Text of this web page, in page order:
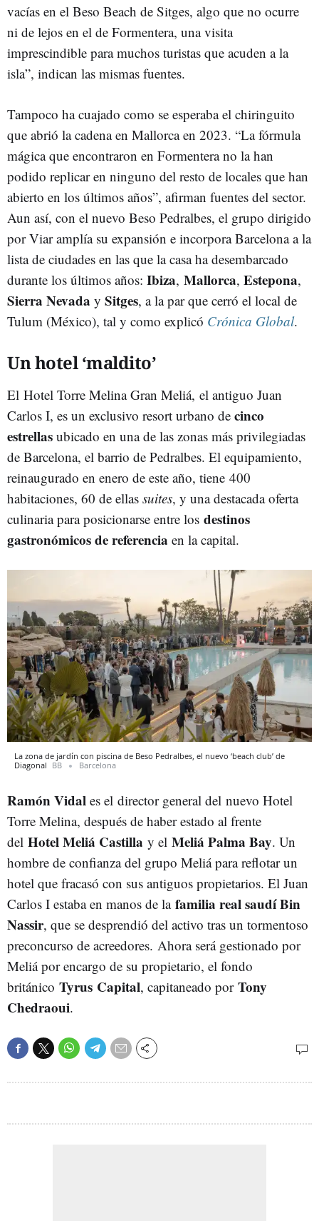
vacías en el Beso Beach de Sitges, algo que no ocurre
ni de lejos en el de Formentera, una visita
imprescindible para muchos turistas que acuden a la
isla”, indican las mismas fuentes.
Tampoco ha cuajado como se esperaba el chiringuito
que abrió la cadena en Mallorca en 2023. “La fórmula
mágica que encontraron en Formentera no la han
podido replicar en ninguno del resto de locales que han
abierto en los últimos años”, afirman fuentes del sector.
Aun así, con el nuevo Beso Pedralbes, el grupo dirigido
por Viar amplía su expansión e incorpora Barcelona a la
lista de ciudades en las que la casa ha desembarcado
durante los últimos años: Ibiza, Mallorca, Estepona,
Sierra Nevada y Sitges, a la par que cerró el local de
Tulum (México), tal y como explicó Crónica Global.
Un hotel ‘maldito’
El Hotel Torre Melina Gran Meliá, el antiguo Juan
Carlos I, es un exclusivo resort urbano de cinco
estrellas ubicado en una de las zonas más privilegiadas
de Barcelona, el barrio de Pedralbes. El equipamiento,
reinaugurado en enero de este año, tiene 400
habitaciones, 60 de ellas suites, y una destacada oferta
culinaria para posicionarse entre los destinos
gastronómicos de referencia en la capital.
La zona de jardín con piscina de Beso Pedralbes, el nuevo ‘beach club’ de
Diagonal BB Barcelona
Ramón Vidal es el director general del nuevo Hotel
Torre Melina, después de haber estado al frente
del Hotel Meliá Castilla y el Meliá Palma Bay. Un
hombre de confianza del grupo Meliá para reflotar un
hotel que fracasó con sus antiguos propietarios. El Juan
Carlos I estaba en manos de la familia real saudí Bin
Nassir, que se desprendió del activo tras un tormentoso
preconcurso de acreedores. Ahora será gestionado por
Meliá por encargo de su propietario, el fondo
británico Tyrus Capital, capitaneado por Tony
Chedraoui.